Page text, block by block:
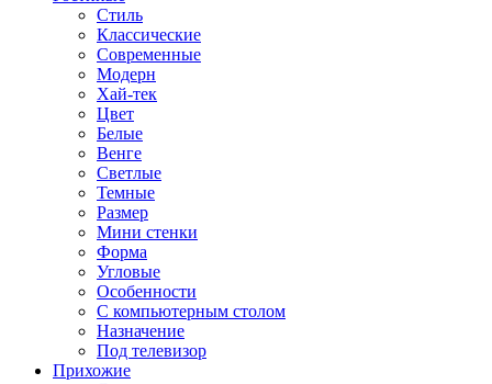
Стиль
Классические
Современные
Модерн
Хай-тек
Цвет
Белые
Венге
Светлые
Темные
Размер
Мини стенки
Форма
Угловые
Особенности
С компьютерным столом
Назначение
Под телевизор
Прихожие